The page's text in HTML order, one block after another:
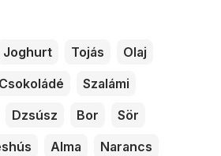
Joghurt Tojás
Olaj
Csokoládé
Szalámi
Dzsúsz Bor
Sör
Alma
Narancs